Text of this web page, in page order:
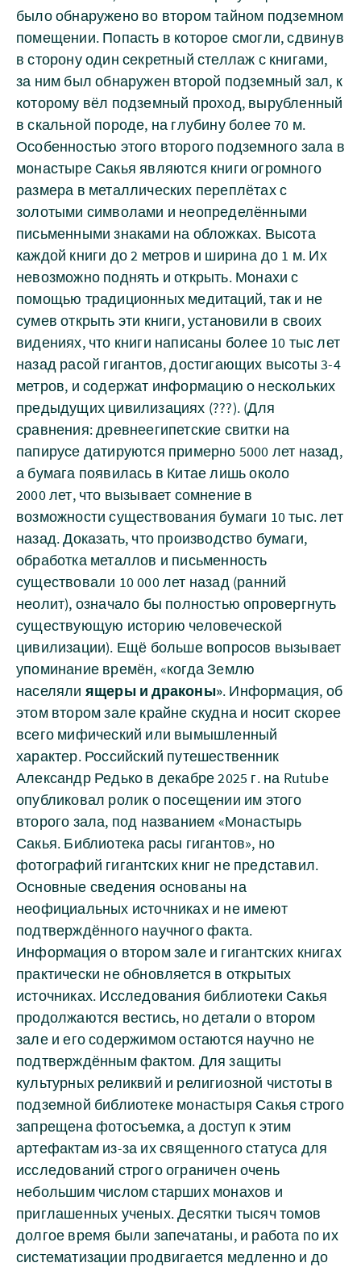
было обнаружено во втором тайном подземном
помещении. Попасть в которое смогли, сдвинув
в сторону один секретный стеллаж с книгами,
за ним был обнаружен второй подземный зал, к
которому вёл подземный проход, вырубленный
в скальной породе, на глубину более 70 м.
Особенностью этого второго подземного зала в
монастыре Сакья являются книги огромного
размера в металлических переплётах с
золотыми символами и неопределёнными
письменными знаками на обложках. Высота
каждой книги до 2 метров и ширина до 1 м. Их
невозможно поднять и открыть. Монахи с
помощью традиционных медитаций, так и не
сумев открыть эти книги, установили в своих
видениях, что книги написаны более 10 тыс лет
назад расой гигантов, достигающих высоты 3-4
метров, и содержат информацию о нескольких
предыдущих цивилизациях (???). (Для
сравнения: древнеегипетские свитки на
папирусе датируются примерно 5000 лет назад,
а бумага появилась в Китае лишь около
2000 лет, что вызывает сомнение в
возможности существования бумаги 10 тыс. лет
назад. Доказать, что производство бумаги,
обработка металлов и письменность
существовали 10 000 лет назад (ранний
неолит), означало бы полностью опровергнуть
существующую историю человеческой
цивилизации). Ещё больше вопросов вызывает
упоминание времён, «когда Землю
населяли ящеры и драконы». Информация, об
этом втором зале крайне скудна и носит скорее
всего мифический или вымышленный
характер. Российский путешественник
Александр Редько в декабре 2025 г. на Rutube
опубликовал ролик о посещении им этого
второго зала, под названием «Монастырь
Сакья. Библиотека расы гигантов», но
фотографий гигантских книг не представил.
Основные сведения основаны на
неофициальных источниках и не имеют
подтверждённого научного факта.
Информация о втором зале и гигантских книгах
практически не обновляется в открытых
источниках. Исследования библиотеки Сакья
продолжаются вестись, но детали о втором
зале и его содержимом остаются научно не
подтверждённым фактом. Для защиты
культурных реликвий и религиозной чистоты в
подземной библиотеке монастыря Сакья строго
запрещена фотосъемка, а доступ к этим
артефактам из-за их священного статуса для
исследований строго ограничен очень
небольшим числом старших монахов и
приглашенных ученых. Десятки тысяч томов
долгое время были запечатаны, и работа по их
систематизации продвигается медленно и до